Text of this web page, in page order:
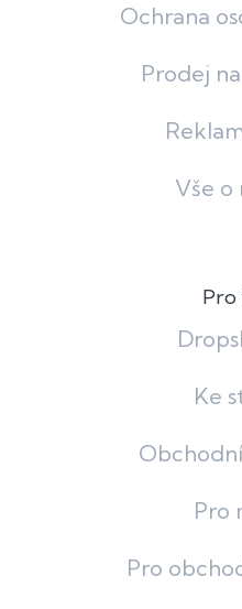
Ochrana
Prodej
Vše o
Ke
Pro
Pro